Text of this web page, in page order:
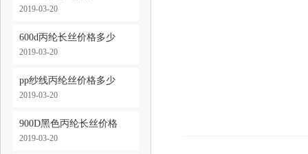
2019-03-20
600d丙纶长丝价格多少
2019-03-20
pp纱线丙纶丝价格多少
2019-03-20
900D黑色丙纶长丝价格
2019-03-20